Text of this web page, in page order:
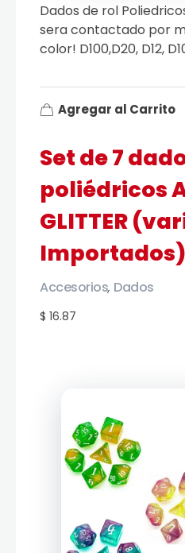
Set de 7
poliédricos
GLITTER
Importados)
$ 16.87
Accesorios, Dados
Dados de rol
sera contactado por
color! D100,D20, D12,
Agregar al Carrito